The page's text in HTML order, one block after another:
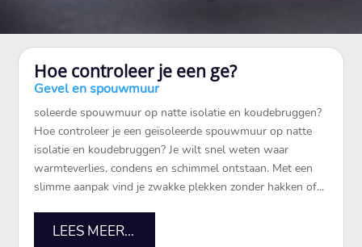
Hoe controleer je een ge?
Gevel en spouwmuur
soleerde spouwmuur op natte isolatie en koudebruggen?
Hoe controleer je een geïsoleerde spouwmuur op natte
isolatie en koudebruggen? Je wilt snel weten waar
warmteverlies, condens en schimmel ontstaan.​ Met een
slimme aanpak vind je zwakke plekken zonder hakken of...
LEES MEER...